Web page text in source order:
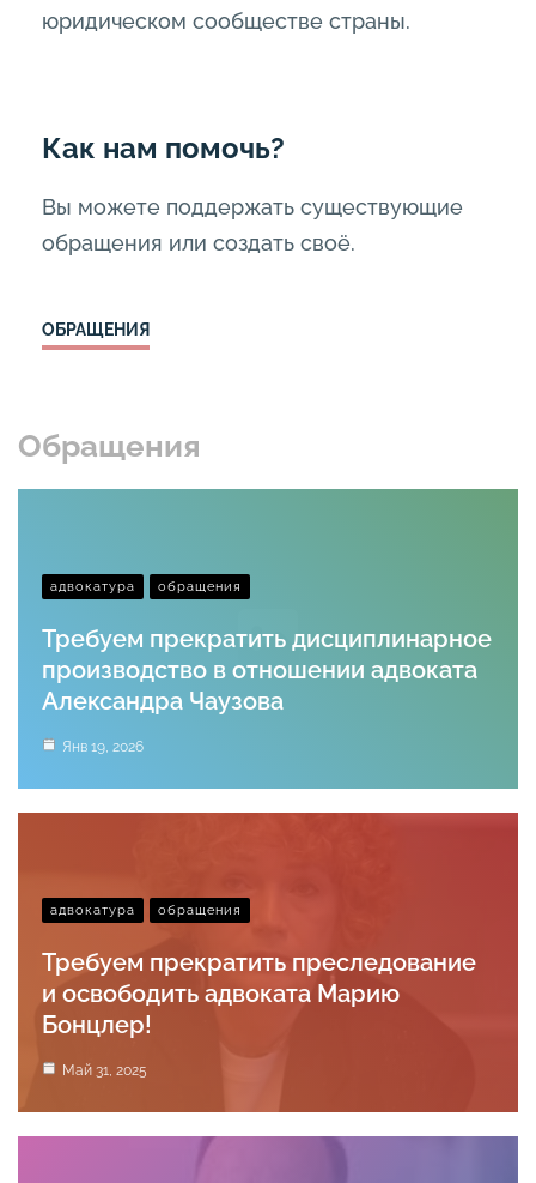
юридическом сообществе страны.
Как нам помочь?
Вы можете поддержать существующие
обращения или создать своё.
ОБРАЩЕНИЯ
Обращения
адвокатура обращения
Требуем прекратить дисциплинарное
производство в отношении адвоката
Александра Чаузова
Янв 19, 2026
адвокатура обращения
Требуем прекратить преследование
и освободить адвоката Марию
Бонцлер!
Май 31, 2025